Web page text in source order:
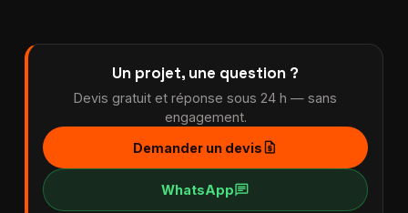
Un projet, une question ?
Devis gratuit et réponse sous 24 h — sans
engagement.
Demander un devisrequest_quote
WhatsAppchat